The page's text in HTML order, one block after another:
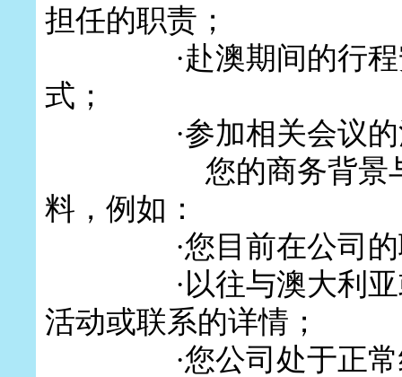
担任的职责；
·赴澳期间的行
式；
·参加相关会议
您的商务背景与赴
料，例如：
·您目前在公司
· 以往与澳大利
活动或联系的详情；
·您公司处于正